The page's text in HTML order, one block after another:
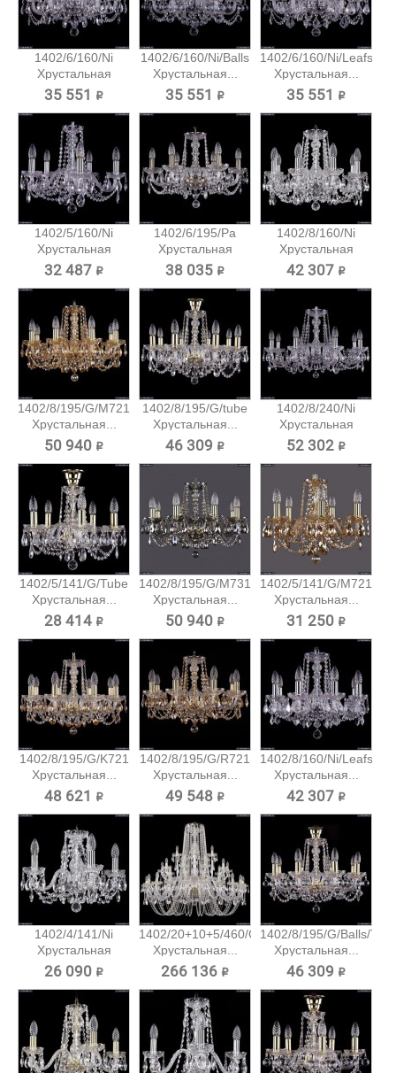
1402/6/160/Ni
Хрустальная
подвесная...
35 551 ₽
1402/6/160/Ni/Balls
Хрустальная...
35 551 ₽
1402/6/160/Ni/Leafs
Хрустальная...
35 551 ₽
1402/5/160/Ni
Хрустальная
подвесная...
32 487 ₽
1402/6/195/Pa
Хрустальная
подвесная...
38 035 ₽
1402/8/160/Ni
Хрустальная
подвесная...
42 307 ₽
1402/8/195/G/M721
Хрустальная...
50 940 ₽
1402/8/195/G/tube
Хрустальная...
46 309 ₽
1402/8/240/Ni
Хрустальная
подвесная...
52 302 ₽
1402/5/141/G/Tube
Хрустальная...
28 414 ₽
1402/8/195/G/M731
Хрустальная...
50 940 ₽
1402/5/141/G/M721
Хрустальная...
31 250 ₽
1402/8/195/G/K721
Хрустальная...
48 621 ₽
1402/8/195/G/R721
Хрустальная...
49 548 ₽
1402/8/160/Ni/Leafs
Хрустальная...
42 307 ₽
1402/4/141/Ni
Хрустальная
подвесная...
26 090 ₽
1402/20+10+5/460/G
Хрустальная...
266 136 ₽
1402/8/195/G/Balls/
Хрустальная...
46 309 ₽